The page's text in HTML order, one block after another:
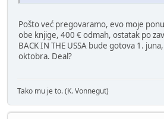
Pošto već pregovaramo, evo moje
obe knjige, 400 € odmah, ostatak po
BACK IN THE USSA bude gotova 1.
oktobra. Deal?
Tako mu je to. (K. Vonnegut)